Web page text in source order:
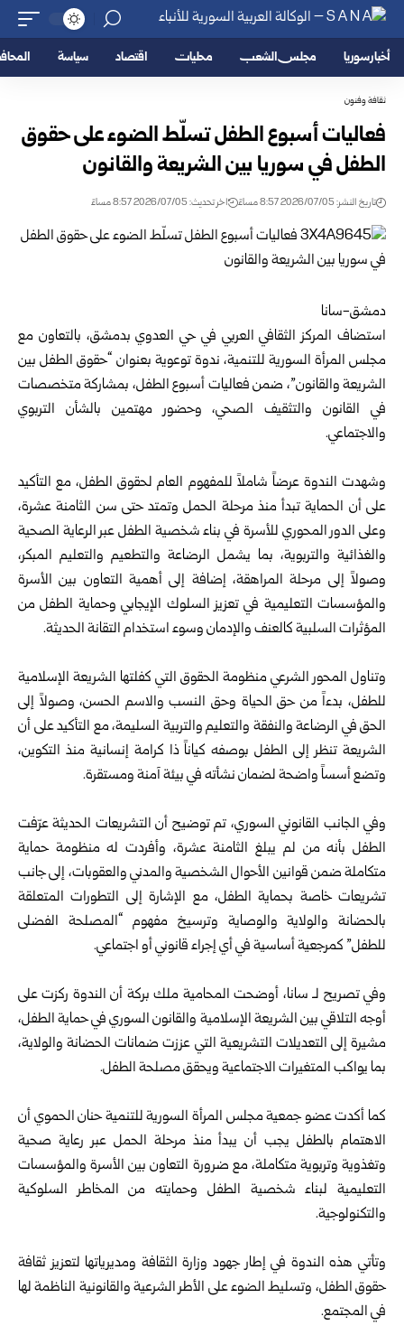
أخبار سوريا مجلس الشعب محليات اقتصاد سياسة
ثقافة وفنون
فعاليات أسبوع الطفل تسلّط الضوء على حقوق
الطفل في سوريا بين الشريعة والقانون
تاريخ النشر: 2026/07/05 8:57 مساءً اخر تحديث: 2026/07/05 8:57 مساءً
دمشق-سانا
استضاف المركز الثقافي العربي في حي العدوي بدمشق، بالتعاون مع
مجلس المرأة السورية للتنمية، ندوة توعوية بعنوان “حقوق الطفل بين
الشريعة والقانون”، ضمن فعاليات أسبوع الطفل، بمشاركة متخصصات
في القانون والتثقيف الصحي، وحضور مهتمين بالشأن التربوي
والاجتماعي.
وشهدت الندوة عرضاً شاملاً للمفهوم العام لحقوق الطفل، مع التأكيد
على أن الحماية تبدأ منذ مرحلة الحمل وتمتد حتى سن الثامنة عشرة،
وعلى الدور المحوري للأسرة في بناء شخصية الطفل عبر الرعاية الصحية
والغذائية والتربوية، بما يشمل الرضاعة والتطعيم والتعليم المبكر،
وصولاً إلى مرحلة المراهقة، إضافة إلى أهمية التعاون بين الأسرة
والمؤسسات التعليمية في تعزيز السلوك الإيجابي وحماية الطفل من
المؤثرات السلبية كالعنف والإدمان وسوء استخدام التقانة الحديثة.
وتناول المحور الشرعي منظومة الحقوق التي كفلتها الشريعة الإسلامية
للطفل، بدءاً من حق الحياة وحق النسب والاسم الحسن، وصولاً إلى
الحق في الرضاعة والنفقة والتعليم والتربية السليمة، مع التأكيد على أن
الشريعة تنظر إلى الطفل بوصفه كياناً ذا كرامة إنسانية منذ التكوين،
وتضع أسساً واضحة لضمان نشأته في بيئة آمنة ومستقرة.
وفي الجانب القانوني السوري، تم توضيح أن التشريعات الحديثة عرّفت
الطفل بأنه من لم يبلغ الثامنة عشرة، وأفردت له منظومة حماية
متكاملة ضمن قوانين الأحوال الشخصية والمدني والعقوبات، إلى جانب
تشريعات خاصة بحماية الطفل، مع الإشارة إلى التطورات المتعلقة
بالحضانة والولاية والوصاية وترسيخ مفهوم “المصلحة الفضلى
للطفل” كمرجعية أساسية في أي إجراء قانوني أو اجتماعي.
وفي تصريح لـ سانا، أوضحت المحامية ملك بركة أن الندوة ركزت على
أوجه التلاقي بين الشريعة الإسلامية والقانون السوري في حماية الطفل،
مشيرة إلى التعديلات التشريعية التي عززت ضمانات الحضانة والولاية،
بما يواكب المتغيرات الاجتماعية ويحقق مصلحة الطفل.
كما أكدت عضو جمعية مجلس المرأة السورية للتنمية حنان الحموي أن
الاهتمام بالطفل يجب أن يبدأ منذ مرحلة الحمل عبر رعاية صحية
وتغذوية وتربوية متكاملة، مع ضرورة التعاون بين الأسرة والمؤسسات
التعليمية لبناء شخصية الطفل وحمايته من المخاطر السلوكية
والتكنولوجية.
وتأتي هذه الندوة في إطار جهود وزارة الثقافة ومديرياتها لتعزيز ثقافة
حقوق الطفل، وتسليط الضوء على الأطر الشرعية والقانونية الناظمة لها
في المجتمع.